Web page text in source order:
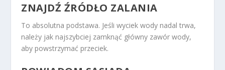
ZNAJDŹ ŹRÓDŁO ZALANIA
To absolutna podstawa. Jeśli wyciek wody nadal trwa,
należy jak najszybciej zamknąć główny zawór wody,
aby powstrzymać przeciek.